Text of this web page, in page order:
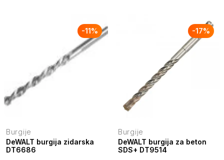
-11%
Burgije
DeWALT burgija zidarska
DT6686
-17%
Burgije
DeWALT burgija za beton
SDS+ DT9514